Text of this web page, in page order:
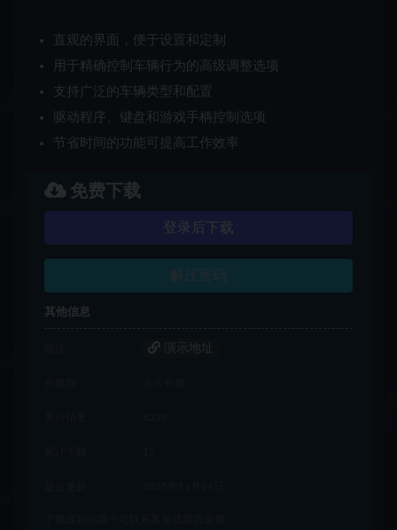
直观的界面，便于设置和定制
用于精确控制车辆行为的高级调整选项
支持广泛的车辆类型和配置
驱动程序、键盘和游戏手柄控制选项
节省时间的功能可提高工作效率
免费下载
登录后下载
解压密码
其他信息
演示地址